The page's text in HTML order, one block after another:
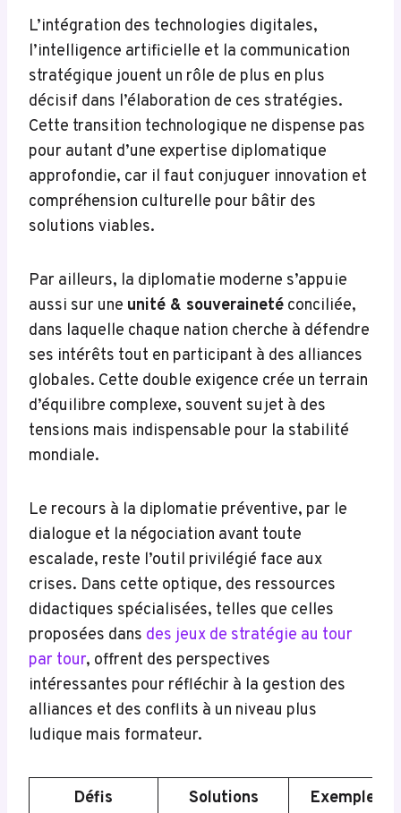
L’intégration des technologies digitales,
l’intelligence artificielle et la communication
stratégique jouent un rôle de plus en plus
décisif dans l’élaboration de ces stratégies.
Cette transition technologique ne dispense pas
pour autant d’une expertise diplomatique
approfondie, car il faut conjuguer innovation et
compréhension culturelle pour bâtir des
solutions viables.
Par ailleurs, la diplomatie moderne s’appuie
aussi sur une unité & souveraineté conciliée,
dans laquelle chaque nation cherche à défendre
ses intérêts tout en participant à des alliances
globales. Cette double exigence crée un terrain
d’équilibre complexe, souvent sujet à des
tensions mais indispensable pour la stabilité
mondiale.
Le recours à la diplomatie préventive, par le
dialogue et la négociation avant toute
escalade, reste l’outil privilégié face aux
crises. Dans cette optique, des ressources
didactiques spécialisées, telles que celles
proposées dans des jeux de stratégie au tour
par tour, offrent des perspectives
intéressantes pour réfléchir à la gestion des
alliances et des conflits à un niveau plus
ludique mais formateur.
Défis
Solutions
Exemple /